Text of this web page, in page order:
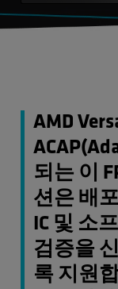
AMD
되는 이
션은 배
IC 및 소
검증을
록 지원